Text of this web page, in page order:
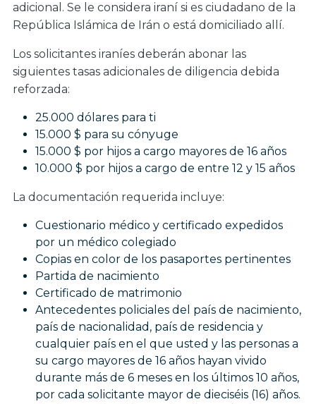
adicional. Se le considera iraní si es ciudadano de la
República Islámica de Irán o está domiciliado allí.
Los solicitantes iraníes deberán abonar las
siguientes tasas adicionales de diligencia debida
reforzada:
25.000 dólares para ti
15.000 $ para su cónyuge
15.000 $ por hijos a cargo mayores de 16 años
10.000 $ por hijos a cargo de entre 12 y 15 años
La documentación requerida incluye:
Cuestionario médico y certificado expedidos
por un médico colegiado
Copias en color de los pasaportes pertinentes
Partida de nacimiento
Certificado de matrimonio
Antecedentes policiales del país de nacimiento,
país de nacionalidad, país de residencia y
cualquier país en el que usted y las personas a
su cargo mayores de 16 años hayan vivido
durante más de 6 meses en los últimos 10 años,
por cada solicitante mayor de dieciséis (16) años.